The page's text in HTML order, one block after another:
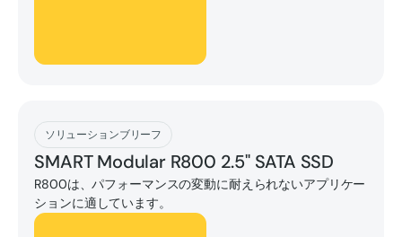
ソリューションブリーフ
SMART Modular R800 2.5" SATA SSD
R800は、パフォーマンスの変動に耐えられないアプリケー
ションに適しています。
[ダウンロード]
[ダウンロード]